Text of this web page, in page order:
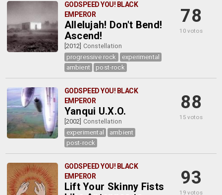
GODSPEED YOU! BLACK
EMPEROR
Allelujah! Don't Bend!
Ascend!
[2012] Constellation
progressive rock
experimental
ambient
post-rock
78
10 votos
GODSPEED YOU! BLACK
EMPEROR
Yanqui U.X.O.
[2002] Constellation
experimental
ambient
post-rock
88
15 votos
GODSPEED YOU! BLACK
EMPEROR
Lift Your Skinny Fists
93
19 votos